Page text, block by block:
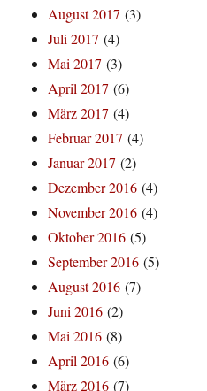
August 2017 (3)
Juli 2017 (4)
Mai 2017 (3)
April 2017 (6)
März 2017 (4)
Februar 2017 (4)
Januar 2017 (2)
Dezember 2016 (4)
November 2016 (4)
Oktober 2016 (5)
September 2016 (5)
August 2016 (7)
Juni 2016 (2)
Mai 2016 (8)
April 2016 (6)
März 2016 (7)